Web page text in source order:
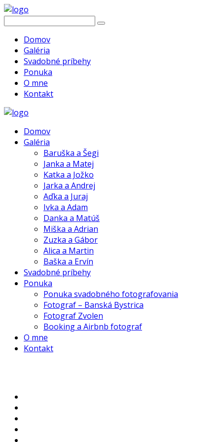
Domov
Galéria
Svadobné príbehy
Ponuka
O mne
Kontakt
Domov
Galéria
Baruška a Šegi
Janka a Matej
Katka a Jožko
Jarka a Andrej
Aďka a Juraj
Ivka a Adam
Danka a Matúš
Miška a Adrian
Zuzka a Gábor
Alica a Martin
Baška a Ervín
Svadobné príbehy
Ponuka
Ponuka svadobného fotografovania
Fotograf – Banská Bystrica
Fotograf Zvolen
Booking a Airbnb fotograf
O mne
Kontakt